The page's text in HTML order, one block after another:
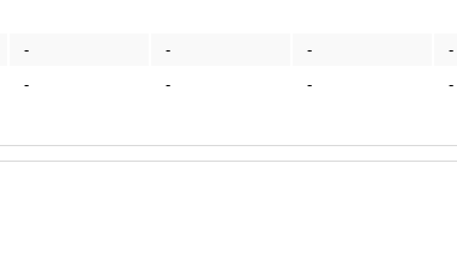
- - -
-
- - - -